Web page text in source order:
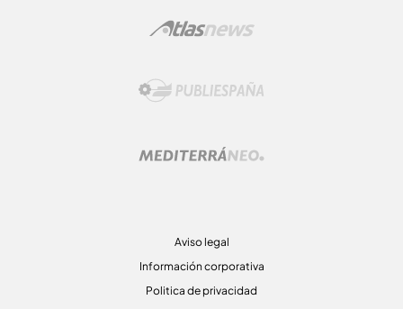
Aviso legal
Información corporativa
Politica de privacidad